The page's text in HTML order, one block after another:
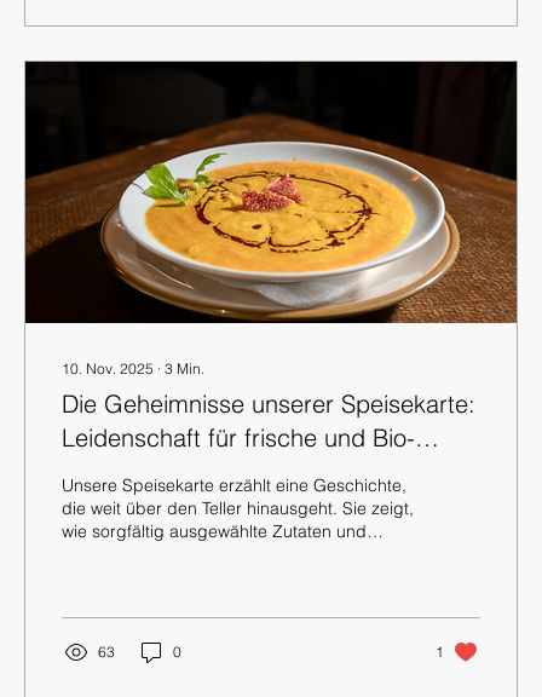
von der 5-Elemente-Küche hörte, war ich
neugierig, aber auch skeptisch. Für...
10. Nov. 2025 ∙ 3 Min.
Die Geheimnisse unserer Speisekarte:
Leidenschaft für frische und Bio-
Zutaten
Unsere Speisekarte erzählt eine Geschichte,
die weit über den Teller hinausgeht. Sie zeigt,
wie sorgfältig ausgewählte Zutaten und
Mitte suchen, das nicht nur auf
Nachhaltigkeit setzt, sondern auch auf
Qualität und Authentizität, ist unsere Küche
63 0 1